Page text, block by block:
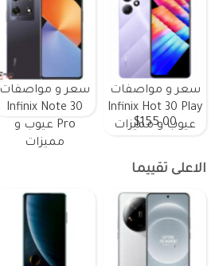
سعر و مواصفات
Infinix Hot 30 Play
عيوب و مميزات
$155.00
سعر و مواصفات
Infinix Note 30
Pro عيوب و
مميزات
الاعلى تقييما